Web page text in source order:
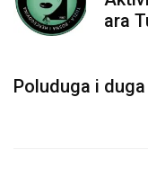
ara
Poluduga i